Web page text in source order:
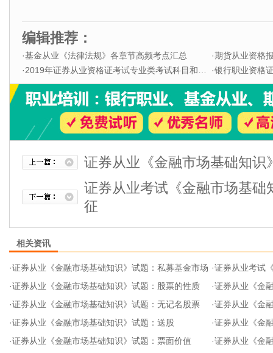
编辑推荐：
·基金从业《法律法规》各章节高频考点汇总 ·期货从业资格
·2019年证券从业资格证考试专业类考试科目和题型 ·银行职业资格证
证券从业《金融市场基础知识
证券从业考试《金融市场基础
征
相关资讯
·证券从业《金融市场基础知识》试题：私募基金市场 ·证券从业考试
·证券从业《金融市场基础知识》试题：股票的性质 ·证券从业《金
·证券从业《金融市场基础知识》试题：无记名股票 ·证券从业《金
·证券从业《金融市场基础知识》试题：送股 ·证券从业《金
·证券从业《金融市场基础知识》试题：票面价值 ·证券从业《金融